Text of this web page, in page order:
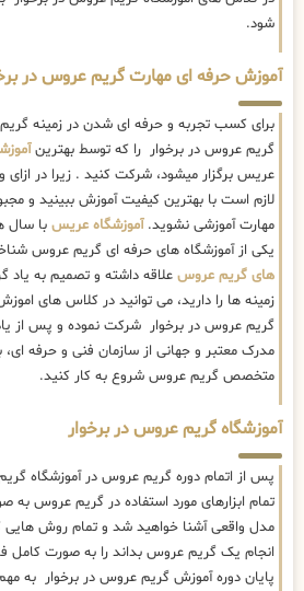
شود.
آموزش حرفه ای مهارت گریم عروس در
برای کسب تجربه و حرفه ای شدن در زمینه
گریم عروس در برخوار را که توسط بهترین
عریس برگزار میشود، شرکت کنید . زیرا در
لازم است با بهترین کیفیت آموزش ببینید و
مهارت آموزشی نشوید.آموزشگاه عریس با سال
یکی از آموزشگاه های حرفه ای گریم عروس
های گریم عروس علاقه داشته و تصمیم به یاد
زمینه ها را دارید، می توانید در کلاس های
گریم عروس در برخوار شرکت نموده و پس از
مدرک معتبر و جهانی از سازمان فنی و حرفه
متخصص گریم عروس شروع به کار کنید.
آموزشگاه گریم عروس در برخوار
پس از اتمام دوره گریم عروس در آموزشگاه
تمام ابزارهای مورد استفاده در گریم عروس به
مدل واقعی آشنا خواهید شد و تمام روش هایی
انجام یک گریم عروس بداند را به صورت کامل
پایان دوره آموزش گریم عروس در برخوار به